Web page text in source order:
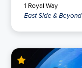
1 Royal Way
East Side & Beyond